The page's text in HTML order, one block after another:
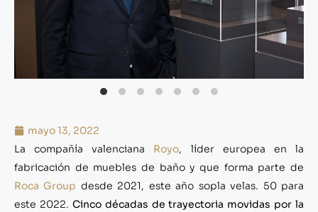
mayo 13, 2022
La compañía valenciana
Royo , líder europea en la
fabricación de muebles de baño y que forma parte de
Roca Group desde 2021, este año sopla velas. 50 para
este 2022. Cinco décadas de trayectoria movidas por la